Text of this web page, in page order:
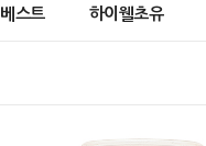
베스트 하이웰초유